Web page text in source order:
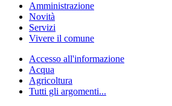
Amministrazione
Novità
Servizi
Vivere il comune
Accesso all'informazione
Acqua
Agricoltura
Tutti gli argomenti...